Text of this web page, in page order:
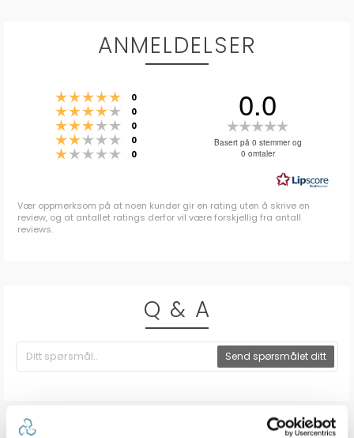
ANMELDELSER
Karakter: 5 av 5 mulige
0
Karakter: 4 av 5 mulige
0
Karakter: 3 av 5 mulige
0
Karakter: 2 av 5 mulige
0
Karakter: 1 av 5 mulige
0
0.0
0.0
5
mulige
Basert på 0 stemmer og
0 omtaler
Vær oppmerksom på at noen kunder gir en rating uten å skrive en
review, og at antallet ratings derfor vil være forskjellig fra antall
reviews.
Q & A
Send spørsmålet ditt